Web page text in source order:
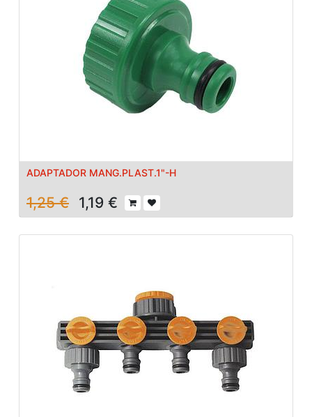
ADAPTADOR MANG.PLAST.1"-H
1,25€ 1,19 €